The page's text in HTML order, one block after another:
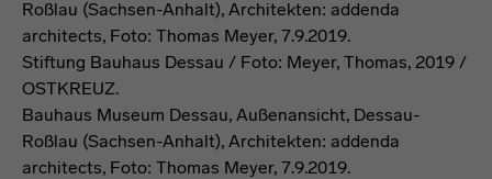
Stiftung Bauhaus Dessau / Foto: Meyer, Thomas, 2019 /
OSTKREUZ.
Bauhaus Museum Dessau, Außenansicht, Dessau-
Roßlau (Sachsen-Anhalt), Architekten: addenda
architects, Foto: Thomas Meyer, 7.9.2019.